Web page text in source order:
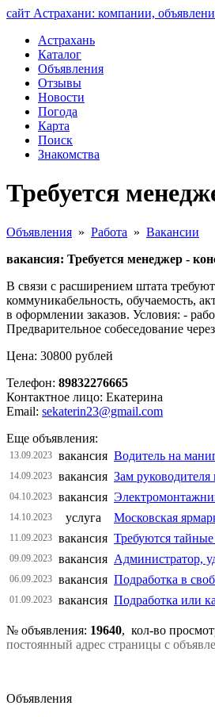
сайт Астрахани: компании,
Астрахань
Каталог
Объявления
Отзывы
Новости
Погода
Карта
Поиск
Знакомства
Требуется
Объявления » Работа » Вакансии
вакансия: Требуется менеджер -
В связи с расширением штата
коммуникабельность, обучаемость,
в оформлении заказов. Условия: -
Предварительное собеседование
Цена: 30800 рублей
Телефон: 89832276665
Контактное лицо: Екатерина
Email: sekaterin23@gmail.com
Еще объявления:
13.09.2023 вакансия Водитель на
14.09.2023 вакансия Зам руководителя
04.10.2023 вакансия
14.10.2023 услуга Московская
11.09.2023 вакансия Требуются
09.09.2023 вакансия Администратор,
06.09.2023 вакансия Подработка в
01.09.2023 вакансия Подрaбoтка или
№ объявления: 19640, кол-во
постоянный адрес страницы с
Объявления